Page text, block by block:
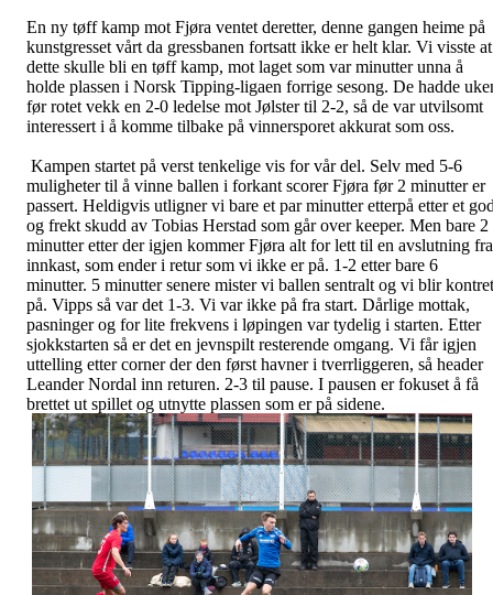
En ny tøff kamp mot Fjøra ventet deretter, denne gangen heime på
kunstgresset vårt da gressbanen fortsatt ikke er helt klar. Vi visste at
dette skulle bli en tøff kamp, mot laget som var minutter unna å
holde plassen i Norsk Tipping-ligaen forrige sesong. De hadde
før rotet vekk en 2-0 ledelse mot Jølster til 2-2, så de var utvilsomt
interessert i å komme tilbake på vinnersporet akkurat som oss.
Kampen startet på verst tenkelige vis for vår del. Selv med 5-6
muligheter til å vinne ballen i forkant scorer Fjøra før 2 minutter er
passert. Heldigvis utligner vi bare et par minutter etterpå etter et
og frekt skudd av Tobias Herstad som går over keeper. Men bare 2
minutter etter der igjen kommer Fjøra alt for lett til en avslutning fra
innkast, som ender i retur som vi ikke er på. 1-2 etter bare 6
minutter. 5 minutter senere mister vi ballen sentralt og vi blir kontret
på. Vipps så var det 1-3. Vi var ikke på fra start. Dårlige mottak,
pasninger og for lite frekvens i løpingen var tydelig i starten. Etter
sjokkstarten så er det en jevnspilt resterende omgang. Vi får igjen
uttelling etter corner der den først havner i tverrliggeren, så header
Leander Nordal inn returen. 2-3 til pause. I pausen er fokuset å få
brettet ut spillet og utnytte plassen som er på sidene.